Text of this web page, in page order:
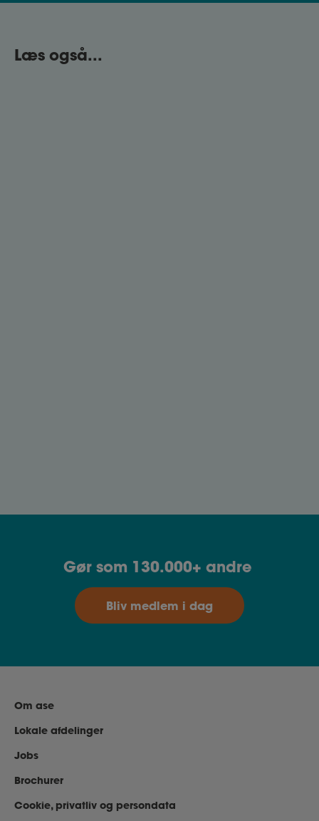
Læs også...
Gør som 130.000+ andre
Bliv medlem i dag
Om ase
Lokale afdelinger
Jobs
Brochurer
Cookie, privatliv og persondata